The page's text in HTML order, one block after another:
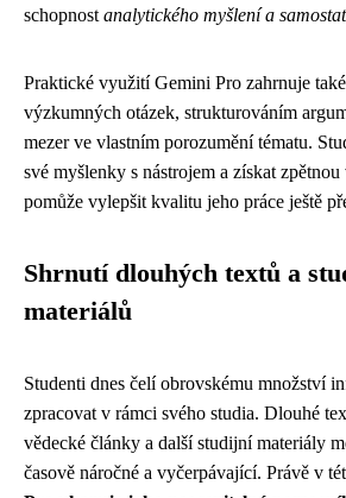
schopnost analytického myšlení a
Praktické využití Gemini Pro zahrnuje
výzkumných otázek, strukturováním
mezer ve vlastním porozumění tématu.
své myšlenky s nástrojem a získat
pomůže vylepšit kvalitu jeho práce ještě
Shrnutí dlouhých textů a
materiálů
Studenti dnes čelí obrovskému množství
zpracovat v rámci svého studia. Dlouhé
vědecké články a další studijní materiály
časově náročné a vyčerpávající. Právě v